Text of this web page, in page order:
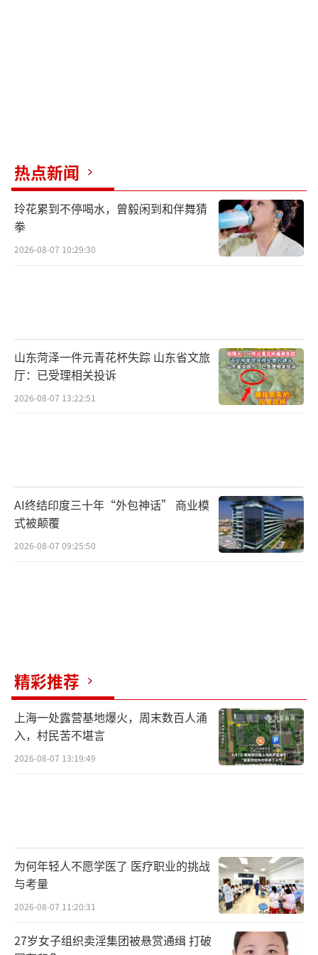
热点新闻
玲花累到不停喝水，曾毅闲到和伴舞猜
拳
2026-08-07 10:29:30
山东菏泽一件元青花杯失踪 山东省文旅
厅：已受理相关投诉
2026-08-07 13:22:51
AI终结印度三十年“外包神话” 商业模
式被颠覆
2026-08-07 09:25:50
精彩推荐
上海一处露营基地爆火，周末数百人涌
入，村民苦不堪言
2026-08-07 13:19:49
为何年轻人不愿学医了 医疗职业的挑战
与考量
2026-08-07 11:20:31
27岁女子组织卖淫集团被悬赏通缉 打破